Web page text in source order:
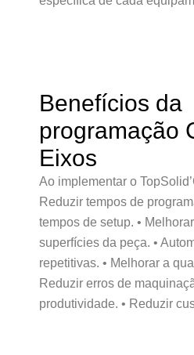
Benefícios da
programação
Eixos
Ao implementar o
Reduzir tempos de
tempos de setup. •
superfícies da peça. •
repetitivas. • Melhorar a
Reduzir erros de
produtividade. • Reduzir